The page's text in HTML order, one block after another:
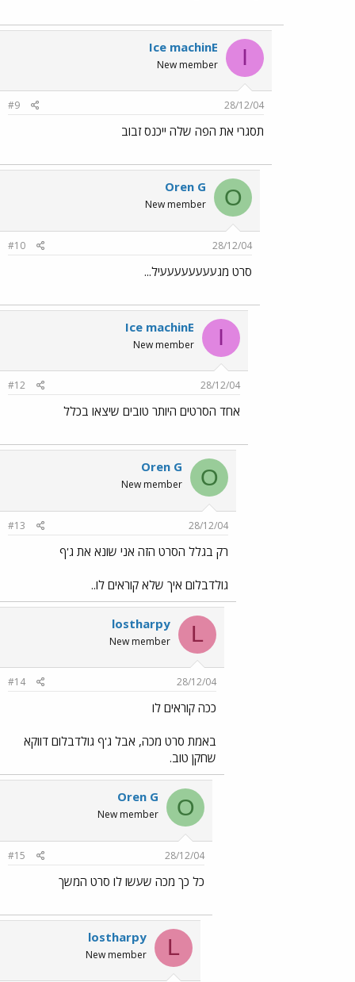
I
Ice machinE
New member
28/12/04
#9
תסגרי את הפה שלה ייכנס זבוב
O
Oren G
New member
28/12/04
#10
סרט מגעעעעעעעעיל...
I
Ice machinE
New member
28/12/04
#12
אחד הסרטים היותר טובים שיצאו בכלל
O
Oren G
New member
28/12/04
#13
רק בגלל הסרט הזה אני שונא את ג'ף
גולדבלום איך שלא קוראים לו..
L
lostharpy
New member
28/12/04
#14
ככה קוראים לו
באמת סרט מכה, אבל ג'ף גולדבלום דווקא
שחקן טוב.
O
Oren G
New member
28/12/04
#15
כל כך מכה שעשו לו סרט המשך
L
lostharpy
New member